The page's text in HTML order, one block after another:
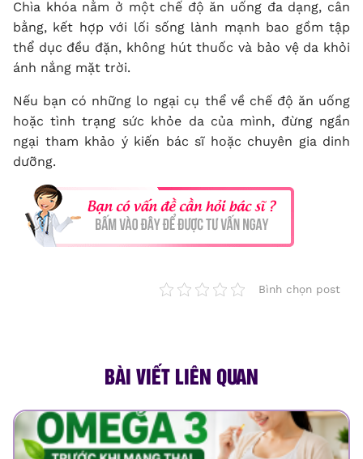
Chìa khóa nằm ở một chế độ ăn uống đa dạng, cân
bằng, kết hợp với lối sống lành mạnh bao gồm tập
thể dục đều đặn, không hút thuốc và bảo vệ da khỏi
ánh nắng mặt trời.
Nếu bạn có những lo ngại cụ thể về chế độ ăn uống
hoặc tình trạng sức khỏe da của mình, đừng ngần
ngại tham khảo ý kiến bác sĩ hoặc chuyên gia dinh
dưỡng.
Bình chọn post
BÀI VIẾT LIÊN QUAN